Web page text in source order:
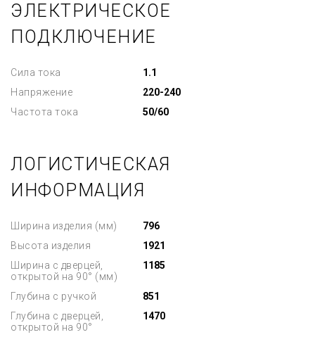
ЭЛЕКТРИЧЕСКОЕ
ПОДКЛЮЧЕНИЕ
Сила тока
1.1
Напряжение
220-240
Частота тока
50/60
ЛОГИСТИЧЕСКАЯ
ИНФОРМАЦИЯ
Ширина изделия (мм)
796
Высота изделия
1921
Ширина с дверцей,
открытой на 90° (мм)
1185
Глубина с ручкой
851
Глубина с дверцей,
открытой на 90°
1470